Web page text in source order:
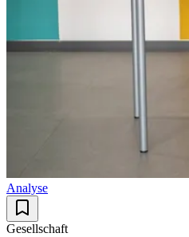
Analyse
Gesellschaft